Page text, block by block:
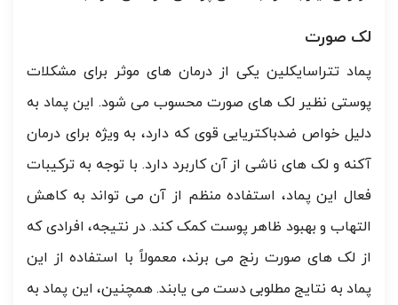
لک صورت
پماد تتراسایکلین یکی از درمان های موثر برای مشکلات
پوستی نظیر لک های صورت محسوب می شود. این پماد به
دلیل خواص ضدباکتریایی قوی که دارد، به ویژه برای درمان
آکنه و لک های ناشی از آن کاربرد دارد. با توجه به ترکیبات
فعال این پماد، استفاده منظم از آن می تواند به کاهش
التهاب و بهبود ظاهر پوست کمک کند. در نتیجه، افرادی که
از لک های صورت رنج می برند، معمولاً با استفاده از این
پماد به نتایج مطلوبی دست می یابند. همچنین، این پماد به